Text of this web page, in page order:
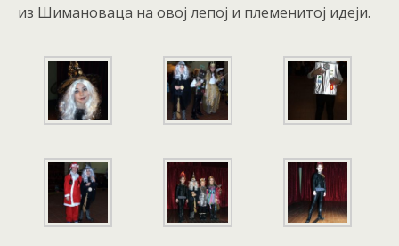
из Шимановаца на овој лепој и племенитој идеји.